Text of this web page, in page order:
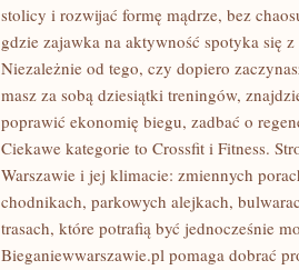
stolicy i rozwijać formę mądrze, bez
gdzie zajawka na aktywność spotyka się
Niezależnie od tego, czy dopiero
masz za sobą dziesiątki treningów,
poprawić ekonomię biegu, zadbać o
Ciekawe kategorie to Crossfit i Fitness.
Warszawie i jej klimacie: zmiennych
chodnikach, parkowych alejkach,
trasach, które potrafią być jednocześnie
Bieganiewwarszawie.pl pomaga dobrać